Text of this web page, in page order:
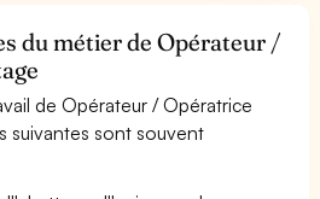
du métier de Opérateur /
de Opérateur / Opératrice
suivantes sont souvent